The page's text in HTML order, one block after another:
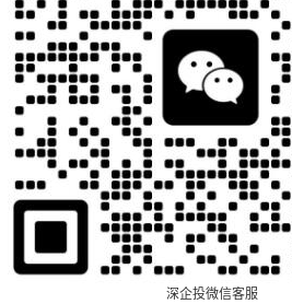
深企投微信客服